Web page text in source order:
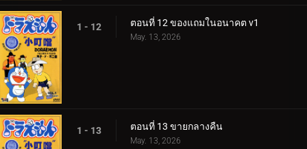
1 - 12 ตอนที่ 12 ของแถมในอนาคต v1
May. 13, 2026
1 - 13 ตอนที่ 13 ขายกลางคืน
May. 13, 2026